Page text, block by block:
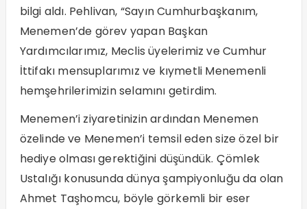
bilgi aldı. Pehlivan, “Sayın Cumhurbaşkanım,
Menemen’de görev yapan Başkan
Yardımcılarımız, Meclis üyelerimiz ve Cumhur
İttifakı mensuplarımız ve kıymetli Menemenli
hemşehrilerimizin selamını getirdim.
Menemen’i ziyaretinizin ardından Menemen
özelinde ve Menemen’i temsil eden size özel bir
hediye olması gerektiğini düşündük. Çömlek
Ustalığı konusunda dünya şampiyonluğu da olan
Ahmet Taşhomcu, böyle görkemli bir eser